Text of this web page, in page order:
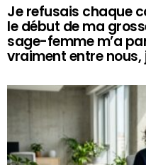
Je refusais chaque
le début de ma
sage-femme m’a
vraiment entre nous,